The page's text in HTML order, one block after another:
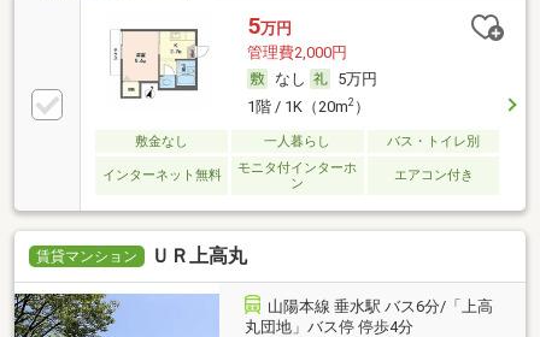
5万円
管理費2,000円
なし
5万円
1階 / 1K（20m2）
敷金なし 一人暮らし バス・トイレ別
インターネット無料
モニタ付インターホ
ン
エアコン付き
賃貸マンション ＵＲ上高丸
山陽本線 垂水駅 バス6分/「上高
丸団地」バス停 停歩4分